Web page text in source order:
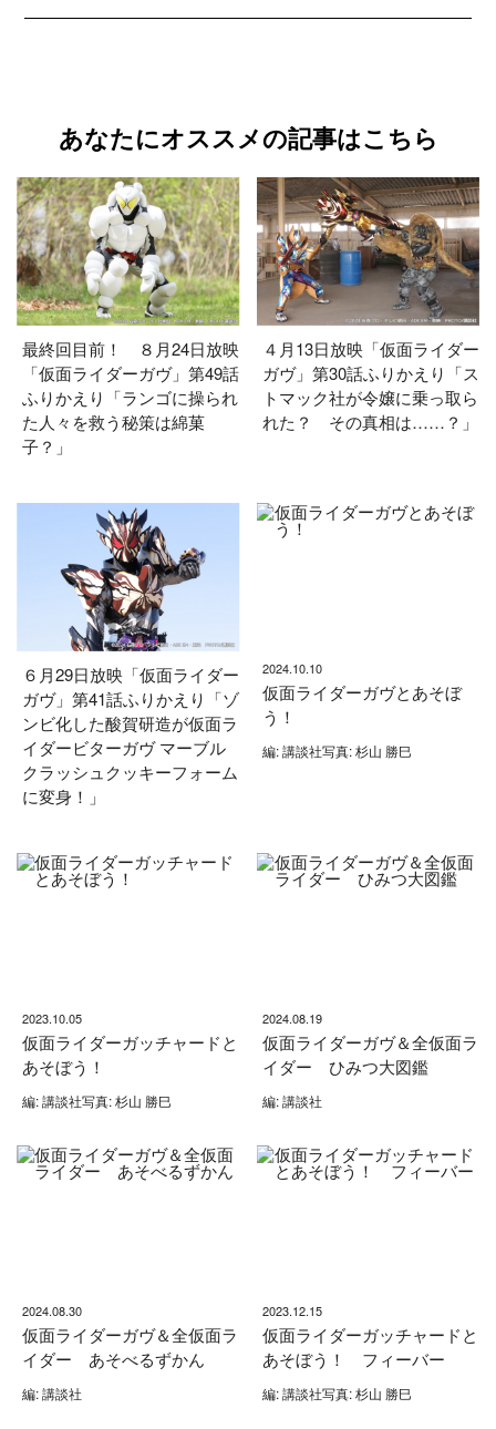
あなたにオススメの記事はこちら
最終回目前！ ８月24日放映
「仮面ライダーガヴ」第49話
ふりかえり「ランゴに操られ
た人々を救う秘策は綿菓
子？」
４月13日放映「仮面ライダー
ガヴ」第30話ふりかえり「ス
トマック社が令嬢に乗っ取ら
れた？ その真相は……？」
６月29日放映「仮面ライダー
ガヴ」第41話ふりかえり「ゾ
ンビ化した酸賀研造が仮面ラ
イダービターガヴ マーブル
クラッシュクッキーフォーム
に変身！」
2024.10.10
仮面ライダーガヴとあそぼ
う！
編: 講談社写真: 杉山 勝巳
2023.10.05
仮面ライダーガッチャードと
あそぼう！
編: 講談社写真: 杉山 勝巳
2024.08.19
仮面ライダーガヴ＆全仮面ラ
イダー ひみつ大図鑑
編: 講談社
2024.08.30
仮面ライダーガヴ＆全仮面ラ
イダー あそべるずかん
編: 講談社
2023.12.15
仮面ライダーガッチャードと
あそぼう！ フィーバー
編: 講談社写真: 杉山 勝巳